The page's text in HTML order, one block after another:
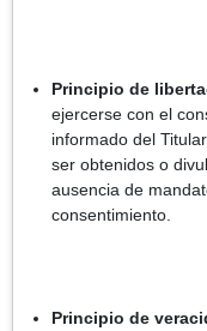
Principio de
ejercerse con el
informado del
ser obtenidos o
ausencia de
consentimiento.
Principio de